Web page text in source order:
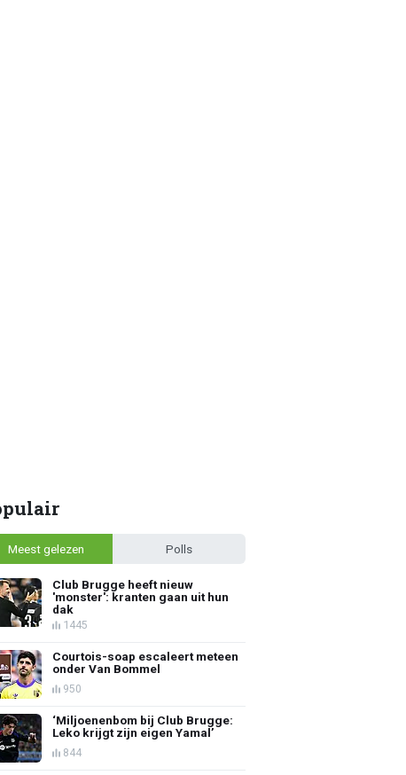
Meest gelezen Polls
Club Brugge heeft nieuw
'monster': kranten gaan uit hun
dak
1445
Courtois-soap escaleert meteen
onder Van Bommel
950
‘Miljoenenbom bij Club Brugge:
Leko krijgt zijn eigen Yamal’
844